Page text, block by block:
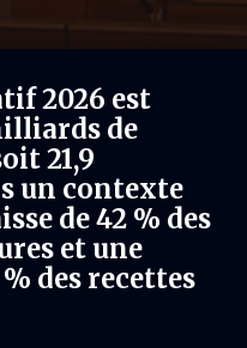
2026 est
de
21,9
un contexte
de 42 % des
et une
des recettes